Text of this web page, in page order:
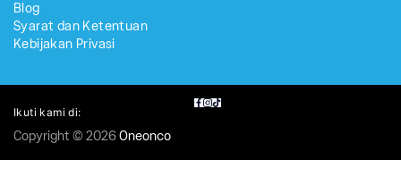
Blog
Syarat dan Ketentuan
Kebijakan Privasi
Ikuti kami di:
Copyright © 2026Oneonco